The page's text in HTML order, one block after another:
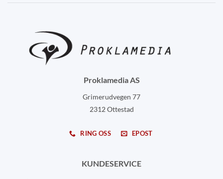
Proklamedia AS
Grimerudvegen 77
2312 Ottestad
RING OSS EPOST
KUNDESERVICE